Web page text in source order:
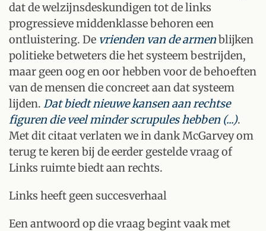
dat de welzijnsdeskundigen tot de links
progressieve middenklasse behoren een
ontluistering. De vrienden van de armenblijken
politieke betweters die het systeem bestrijden,
maar geen oog en oor hebben voor de behoeften
van de mensen die concreet aan dat systeem
lijden. Dat biedt nieuwe kansen aanrechtse
figuren die veel minder scrupules hebben (...).
Met dit citaat verlaten we in dank McGarvey om
terug te keren bij de eerder gestelde vraag of
Links ruimte biedt aan rechts.
Links heeft geen succesverhaal
Een antwoord op die vraag begint vaak met